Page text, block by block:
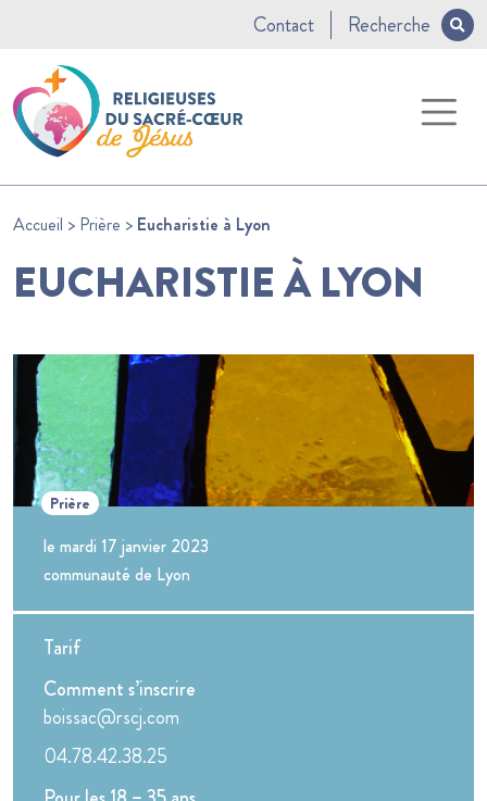
Contact Recherche
Accueil > Prière > Eucharistie à Lyon
EUCHARISTIE À LYON
Prière
le mardi 17 janvier 2023
communauté de Lyon
Tarif
Comment s’inscrire
boissac@rscj.com
04.78.42.38.25